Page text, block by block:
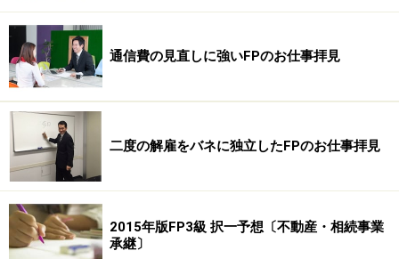
1) 国内総生産（GDP）
2) マネーストック
3) 対外純資産
正解 2)
GDPは国内で一定期間内に生産された財やサービスの付
加価値の合計
海外に保有する資産から負債を差し引いたものが該当し
ます。
通信費の見直しに強いFPのお仕事拝見
二度の解雇をバネに独立したFPのお仕事拝見
2015年版FP3級 択一予想〔不動産・相続事業
承継〕